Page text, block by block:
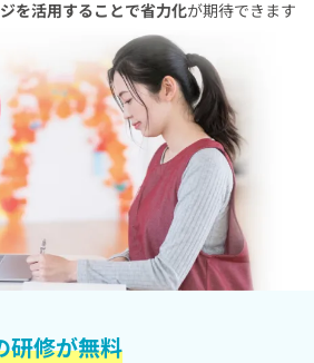
を活用することで省力化が期待できます
研修が無料